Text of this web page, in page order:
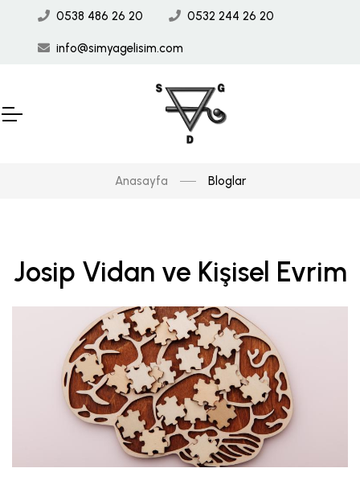
0538 486 26 20 0532 244 26 20
info@simyagelisim.com
Anasayfa Bloglar
Josip Vidan ve Kişisel Evrim